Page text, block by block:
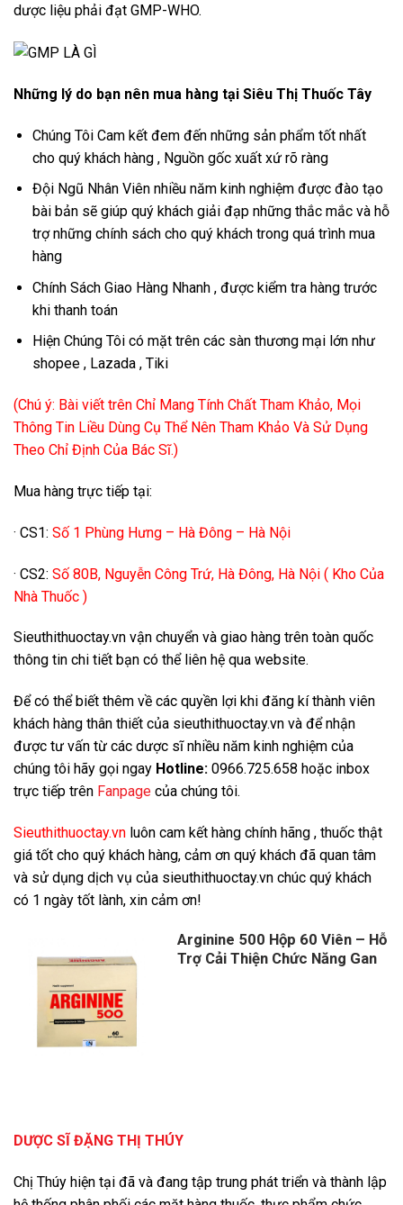
dược liệu phải đạt GMP-WHO.
Những lý do bạn nên mua hàng tại Siêu Thị Thuốc Tây
Chúng Tôi Cam kết đem đến những sản phẩm tốt nhất
cho quý khách hàng , Nguồn gốc xuất xứ rõ ràng
Đội Ngũ Nhân Viên nhiều năm kinh nghiệm được đào tạo
bài bản sẽ giúp quý khách giải đạp những thắc mắc và hỗ
trợ những chính sách cho quý khách trong quá trình mua
hàng
Chính Sách Giao Hàng Nhanh , được kiểm tra hàng trước
khi thanh toán
Hiện Chúng Tôi có mặt trên các sàn thương mại lớn như
shopee , Lazada , Tiki
(Chú ý: Bài viết trên Chỉ Mang Tính Chất Tham Khảo, Mọi
Thông Tin Liều Dùng Cụ Thể Nên Tham Khảo Và Sử Dụng
Theo Chỉ Định Của Bác Sĩ.)
Mua hàng trực tiếp tại:
· CS1: Số 1 Phùng Hưng – Hà Đông – Hà Nội
· CS2: Số 80B, Nguyễn Công Trứ, Hà Đông, Hà Nội ( Kho Của
Nhà Thuốc )
Sieuthithuoctay.vn vận chuyển và giao hàng trên toàn quốc
thông tin chi tiết bạn có thể liên hệ qua website.
Để có thể biết thêm về các quyền lợi khi đăng kí thành viên
khách hàng thân thiết của sieuthithuoctay.vn và để nhận
được tư vấn từ các dược sĩ nhiều năm kinh nghiệm của
chúng tôi hãy gọi ngay Hotline: 0966.725.658 hoặc inbox
trực tiếp trên Fanpage của chúng tôi.
Sieuthithuoctay.vn luôn cam kết hàng chính hãng , thuốc thật
giá tốt cho quý khách hàng, cảm ơn quý khách đã quan tâm
và sử dụng dịch vụ của sieuthithuoctay.vn chúc quý khách
có 1 ngày tốt lành, xin cảm ơn!
Arginine 500 Hộp 60 Viên – Hỗ
Trợ Cải Thiện Chức Năng Gan
DƯỢC SĨ ĐẶNG THỊ THÚY
Chị Thúy hiện tại đã và đang tập trung phát triển và thành lập